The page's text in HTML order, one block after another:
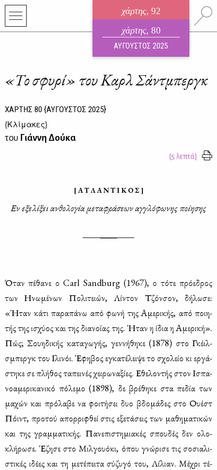
χάρτης, 92
ηλεκτρονικό περιοδικό
ΑΥΓΟΥΣΤΟΣ 2026
χάρτης, 80
ΑΥΓΟΥΣΤΟΣ 2025
«Το σφυρί» του Καρλ Σάντμπεργκ
ΧΑΡΤΗΣ 80 {ΑΥΓΟΥΣΤΟΣ 2025}
{Κλίμακες}
του Γιάννη Δούκα
{5 λεπτά}
[ Α Τ Λ Α Ν Τ Ι Κ Ο Σ ]
Εν εξε­λί­ξει αν­θο­λο­γία με­τα­φρά­σε­ων αγ­γλό­φω­νης ποί­η­σης
——————
Όταν πέ­θα­νε ο Carl Sandburg (1967), ο τό­τε πρό­ε­δρος
των Ηνω­μέ­νων Πο­λι­τειών, Λί­ντον Τζόν­σον, δή­λω­σε:
«Ήταν κά­τι πα­ρα­πά­νω από φω­νή της Αμε­ρι­κής, από ποι­η­
τής της ισχύ­ος και της δια­νοί­ας της. Ήταν η ίδια η Αμε­ρι­κή».
Πώς; Σου­η­δι­κής κα­τα­γω­γής, γεν­νή­θη­κε (1878) στο Γκέιλ­
σμπεργκ του Ιλι­νόι. Έφη­βος εγκα­τέ­λει­ψε το σχο­λείο κι ερ­γά­
στη­κε σε πλή­θος τα­πει­νές χει­ρω­να­ξί­ες. Εθε­λο­ντής στον Ισπα­
νο­α­με­ρι­κα­νι­κό πό­λε­μο (1898), δε βρέ­θη­κε στα πε­δία των
μα­χών και πρό­λα­βε να φοι­τή­σει δυο βδο­μά­δες στο Ου­έστ
Πόιντ, προ­τού απορ­ρι­φθεί στις εξε­τά­σεις των μα­θη­μα­τι­κών
και της γραμ­μα­τι­κής. Πα­νε­πι­στη­μια­κές σπου­δές δεν ολο­
κλή­ρω­σε. Έζη­σε στο Μιλ­γουό­κι, όπου γνώ­ρι­σε τις σο­σια­λι­
στι­κές ιδέ­ες και τη με­τέ­πει­τα σύ­ζυ­γό του, Λί­λιαν. Μέ­χρι τέ­